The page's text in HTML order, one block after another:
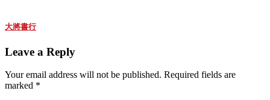
大將書行
Leave a Reply
Your email address will not be published. Required fields are
marked *